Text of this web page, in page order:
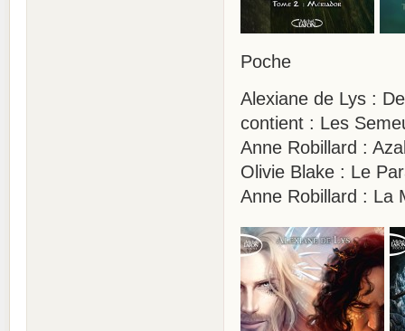
Poche
Alexiane de Lys :
contient : Les
Anne Robillard :
Olivie Blake : Le
Anne Robillard : La